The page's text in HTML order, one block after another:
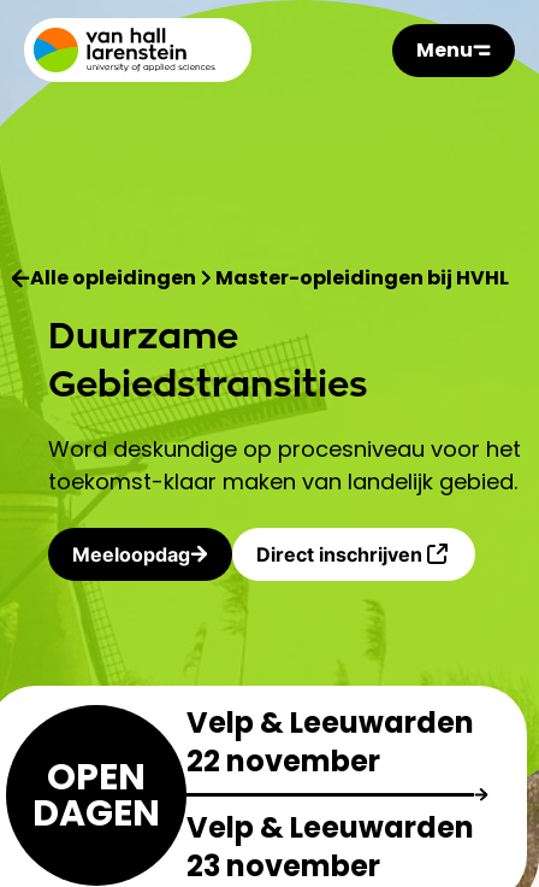
Menu
Alle opleidingen Master-opleidingen bij HVHL
Duurzame
Gebiedstransities
Word deskundige op procesniveau voor het
toekomst-klaar maken van landelijk gebied.
Meeloopdag Direct inschrijven
OPEN
DAGEN
Velp & Leeuwarden
22 november
Velp & Leeuwarden
23 november